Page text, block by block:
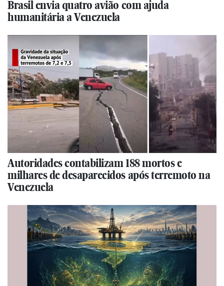
Brasil envia quatro avião com ajuda
humanitária a Venezuela
Autoridades contabilizam 188 mortos e
milhares de desaparecidos após terremoto na
Venezuela